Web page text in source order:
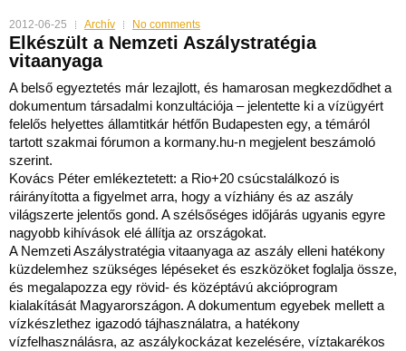
2012-06-25 Archív No comments
Elkészült a Nemzeti Aszálystratégia
vitaanyaga
A belső egyeztetés már lezajlott, és hamarosan megkezdődhet a
dokumentum társadalmi konzultációja – jelentette ki a vízügyért
felelős helyettes államtitkár hétfőn Budapesten egy, a témáról
tartott szakmai fórumon a kormany.hu-n megjelent beszámoló
szerint.
Kovács Péter emlékeztetett: a Rio+20 csúcstalálkozó is
ráirányította a figyelmet arra, hogy a vízhiány és az aszály
világszerte jelentős gond. A szélsőséges időjárás ugyanis egyre
nagyobb kihívások elé állítja az országokat.
A Nemzeti Aszálystratégia vitaanyaga az aszály elleni hatékony
küzdelemhez szükséges lépéseket és eszközöket foglalja össze,
és megalapozza egy rövid- és középtávú akcióprogram
kialakítását Magyarországon. A dokumentum egyebek mellett a
vízkészlethez igazodó tájhasználatra, a hatékony
vízfelhasználásra, az aszálykockázat kezelésére, víztakarékos